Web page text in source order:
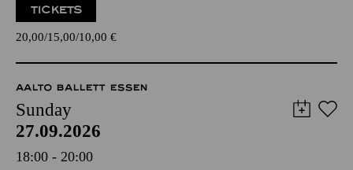
TICKETS
20,00 15,00 10,00 €
AALTO BALLETT ESSEN
Sunday
27.09.2026
18:00 - 20:00